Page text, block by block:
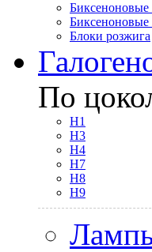
Блоки розжига
По
H1
H3
H4
H7
H8
H9